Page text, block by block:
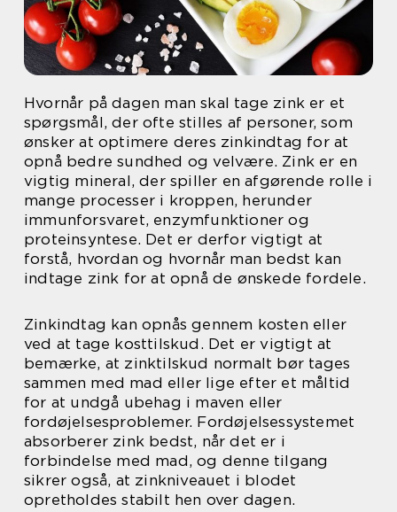
Hvornår på dagen man skal tage zink er et
spørgsmål, der ofte stilles af personer, som
ønsker at optimere deres zinkindtag for at
opnå bedre sundhed og velvære. Zink er en
vigtig mineral, der spiller en afgørende rolle i
mange processer i kroppen, herunder
immunforsvaret, enzymfunktioner og
proteinsyntese. Det er derfor vigtigt at
forstå, hvordan og hvornår man bedst kan
indtage zink for at opnå de ønskede fordele.
Zinkindtag kan opnås gennem kosten eller
ved at tage kosttilskud. Det er vigtigt at
bemærke, at zinktilskud normalt bør tages
sammen med mad eller lige efter et måltid
for at undgå ubehag i maven eller
fordøjelsesproblemer. Fordøjelsessystemet
absorberer zink bedst, når det er i
forbindelse med mad, og denne tilgang
sikrer også, at zinkniveauet i blodet
opretholdes stabilt hen over dagen.